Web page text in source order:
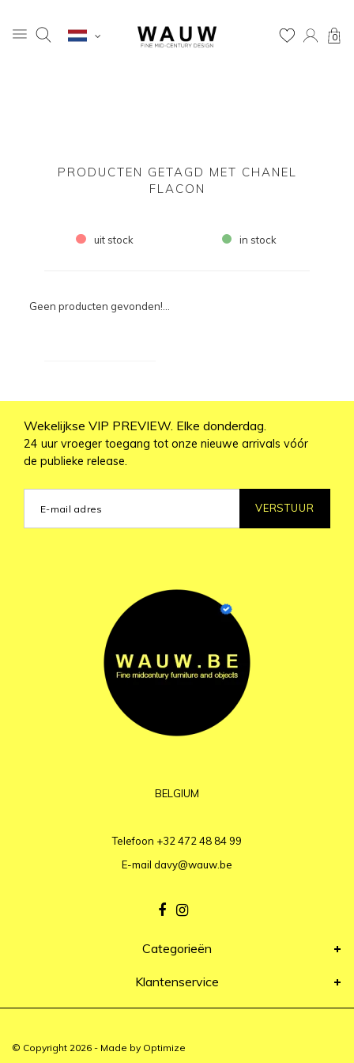
0
PRODUCTEN GETAGD MET CHANEL
FLACON
uit stock in stock
Geen producten gevonden!...
Wekelijkse VIP PREVIEW. Elke donderdag.
24 uur vroeger toegang tot onze nieuwe arrivals vóór
de publieke release.
VERSTUUR
BELGIUM
Telefoon +32 472 48 84 99
E-mail davy@wauw.be
Categorieën
Klantenservice
© Copyright 2026 - Made by Optimize